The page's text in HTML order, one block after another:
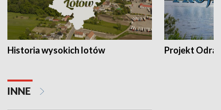
Historia wysokich lotów Projekt Odra
INNE